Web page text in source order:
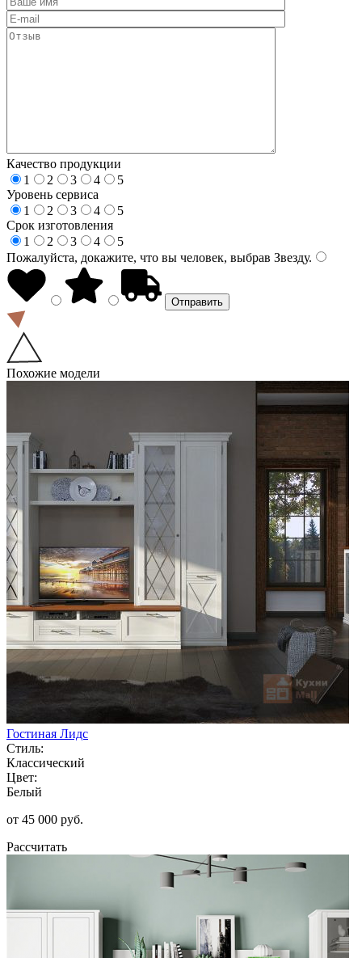
Качество продукции
1
2 3 4
5
Уровень сервиса
1
2 3 4
5
Срок изготовления
1
2 3 4
5
Пожалуйста, докажите, что вы человек, выбрав Звезду.
Похожие модели
Гостиная Лидс
Стиль:
Классический
Цвет:
Белый
от 45 000 руб.
Рассчитать